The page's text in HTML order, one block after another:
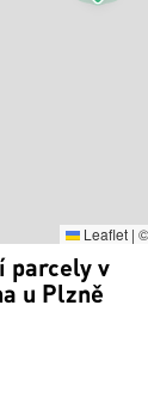
Leaflet |
parcely v
u Plzně